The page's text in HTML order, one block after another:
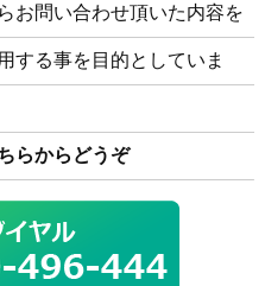
お問い合わせ頂いた内容を
する事を目的としていま
らからどうぞ